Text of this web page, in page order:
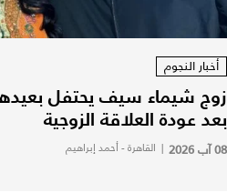
أخبار النجوم
زوج شيماء سيف يحتفل
بعد عودة العلاقة الزوجية
08 آب 2026 | القاهرة - أحمد إبراهيم